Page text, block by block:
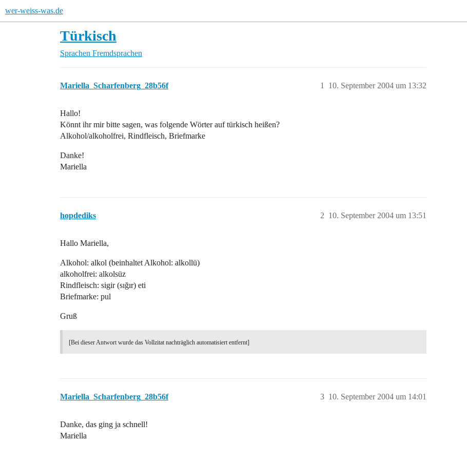
wer-weiss-was.de
Türkisch
Sprachen Fremdsprachen
Mariella_Scharfenberg_28b56f 10. September 2004 um 13:32
1
Hallo!
Könnt ihr mir bitte sagen, was folgende Wörter auf türkisch heißen?
Alkohol/alkoholfrei, Rindfleisch, Briefmarke
Danke!
Mariella
hopdediks 10. September 2004 um 13:51
2
Hallo Mariella,
Alkohol: alkol (beinhaltet Alkohol: alkollü)
alkoholfrei: alkolsüz
Rindfleisch: sigir (sığır) eti
Briefmarke: pul
Gruß
[Bei dieser Antwort wurde das Vollzitat nachträglich automatisiert entfernt]
Mariella_Scharfenberg_28b56f 10. September 2004 um 14:01
3
Danke, das ging ja schnell!
Mariella